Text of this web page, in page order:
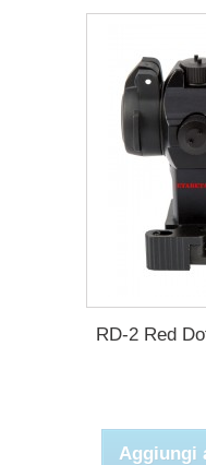
RD-2 Red
Aggiungi